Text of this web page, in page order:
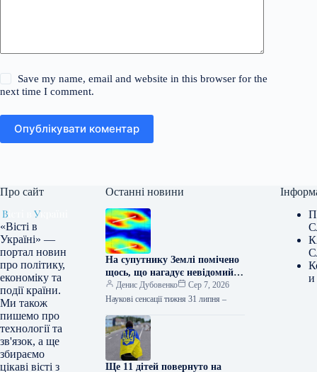
Save my name, email and website in this browser for the
next time I comment.
Опублікувати коментар
Про сайт
«Вісті в
Україні» —
портал новин
про політику,
економіку та
події країни.
Ми також
пишемо про
технології та
зв'язок, а ще
збираємо
цікаві вісті з
Останні новини
На супутнику Землі помічено
щось, що нагадує невідомий
літаючий об’єкт.
Денис Дубовенко
Сер 7, 2026
Наукові сенсації тижня 31 липня –
Ще 11 дітей повернуто на
и